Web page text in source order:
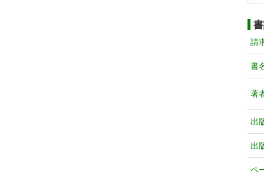
請
書
著
出
出
ペ